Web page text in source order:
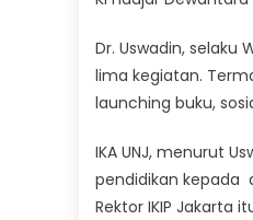
Dr. Uswadin,
lima kegiatan.
launching buku,
IKA UNJ, menurut
pendidikan kepada
Rektor IKIP Jakarta